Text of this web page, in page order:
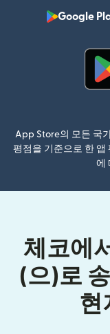
Google
App Store의 모든 국
평점을 기준으로 한 앱
에
체코에
(으)로
현